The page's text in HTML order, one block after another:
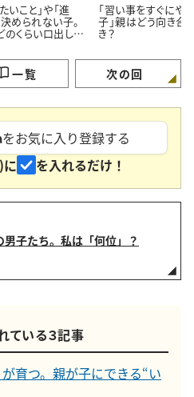
いこと」や「進
められない子。
のくらい口出しし
「習い事をすぐにや
子」親はどう向き合
き？
一覧 次の回
をお気に入り登録する
を入れるだけ！
子たち。私は「何位」？
ている３記事
育つ。親が子にできる“い